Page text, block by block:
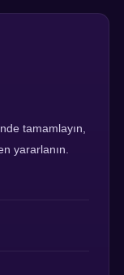
tamamlayın,
yararlanın.